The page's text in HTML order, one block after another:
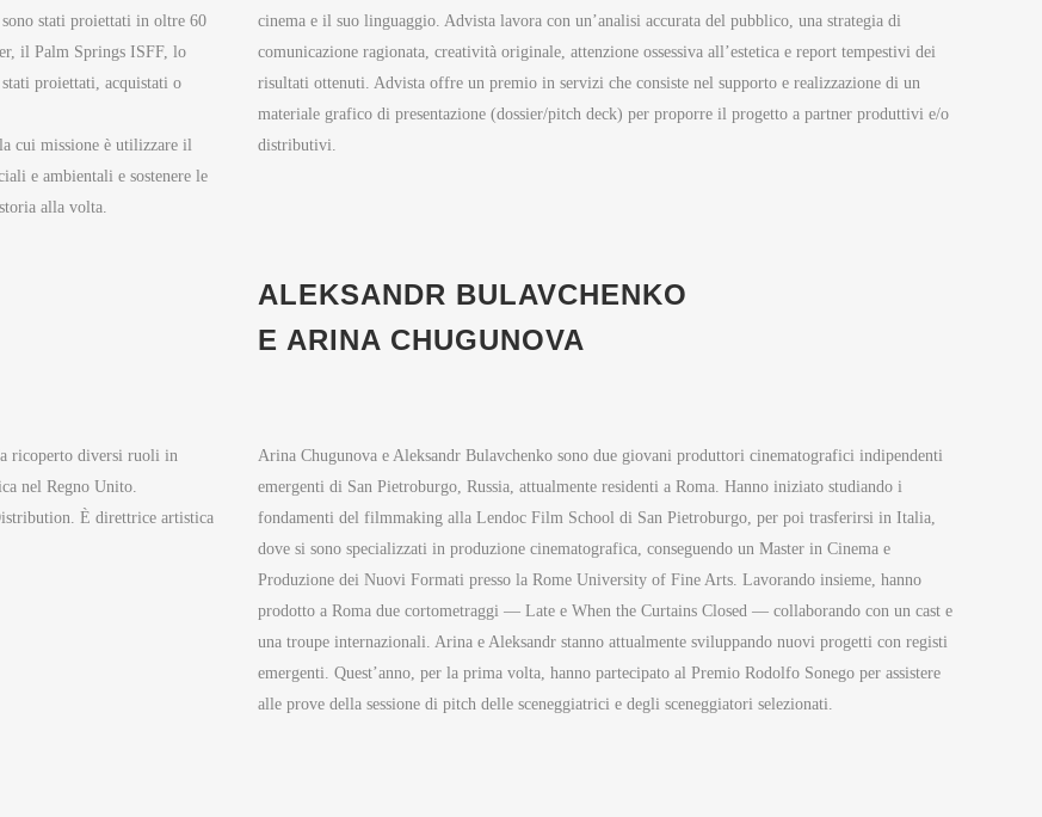
stati proiettati in oltre 60
il Palm Springs ISFF, lo
proiettati, acquistati o
cui missione è utilizzare il
e ambientali e sostenere le
alla volta.
cinema e il suo linguaggio. Advista lavora con un’analisi accurata del pubblico, una strategia di
comunicazione ragionata, creatività originale, attenzione ossessiva all’estetica e report tempestivi dei
risultati ottenuti. Advista offre un premio in servizi che consiste nel supporto e realizzazione di un
materiale grafico di presentazione (dossier/pitch deck) per proporre il progetto a partner produttivi e/o
distributivi.
ricoperto diversi ruoli in
nel Regno Unito.
È direttrice artistica
ALEKSANDR BULAVCHENKO
E ARINA CHUGUNOVA
Arina Chugunova e Aleksandr Bulavchenko sono due giovani produttori cinematografici indipendenti
emergenti di San Pietroburgo, Russia, attualmente residenti a Roma. Hanno iniziato studiando i
fondamenti del filmmaking alla Lendoc Film School di San Pietroburgo, per poi trasferirsi in Italia,
dove si sono specializzati in produzione cinematografica, conseguendo un Master in Cinema e
Produzione dei Nuovi Formati presso la Rome University of Fine Arts. Lavorando insieme, hanno
prodotto a Roma due cortometraggi — Late e When the Curtains Closed — collaborando con un cast e
una troupe internazionali. Arina e Aleksandr stanno attualmente sviluppando nuovi progetti con registi
emergenti. Quest’anno, per la prima volta, hanno partecipato al Premio Rodolfo Sonego per assistere
alle prove della sessione di pitch delle sceneggiatrici e degli sceneggiatori selezionati.